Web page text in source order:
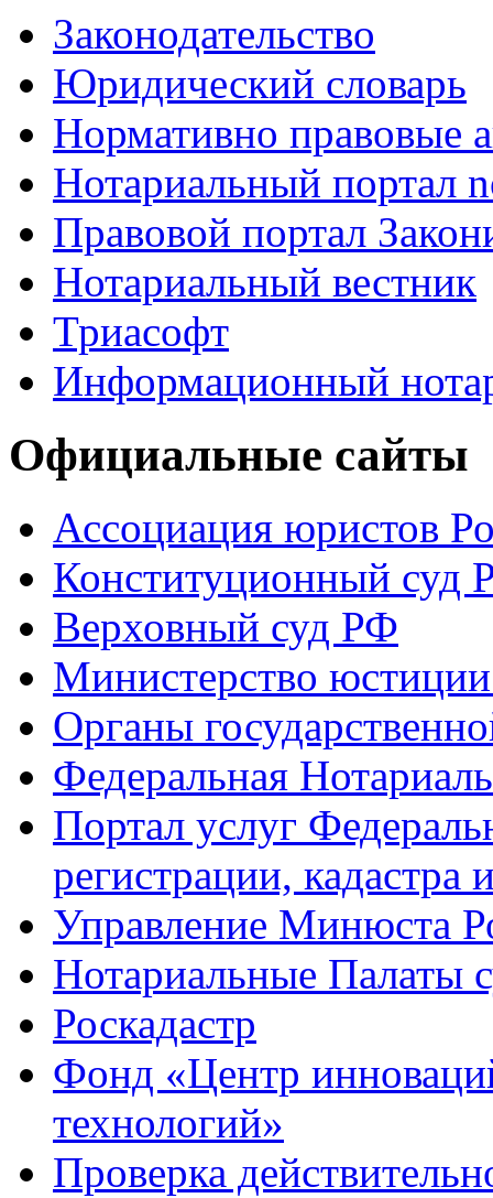
Законодательство
Юридический словарь
Нормативно правовые
Нотариальный портал
Правовой портал
Нотариальный вестник
Триасофт
Информационный
Официальные сайты
Ассоциация юристов
Конституционный суд
Верховный суд РФ
Министерство
Органы
Федеральная
Портал услуг
регистрации, кадастра
Управление Минюста
Нотариальные Палаты
Роскадастр
Фонд «Центр
технологий»
Проверка